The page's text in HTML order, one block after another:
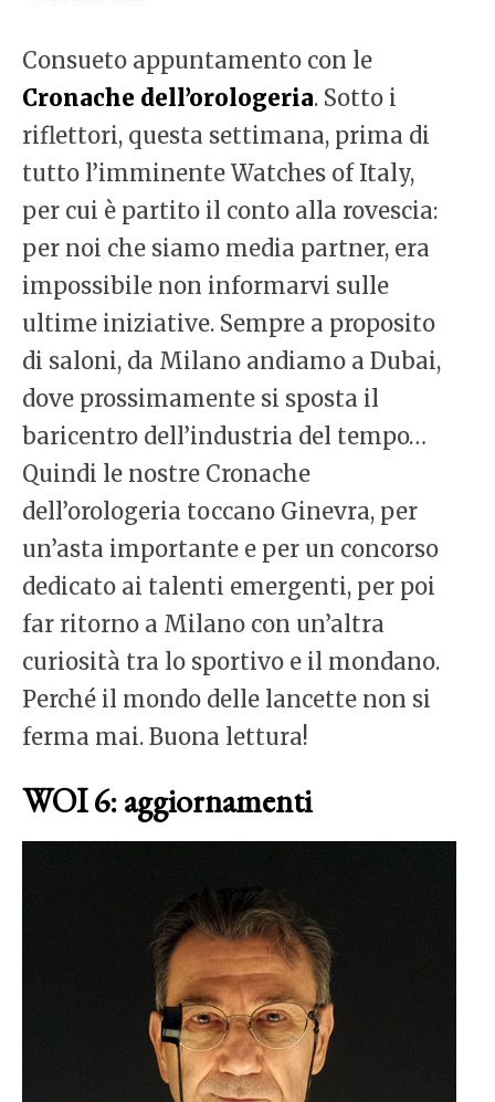
Consueto appuntamento con le
Cronache dell’orologeria. Sotto i
riflettori, questa settimana, prima di
tutto l’imminente Watches of Italy,
per cui è partito il conto alla rovescia:
per noi che siamo media partner, era
impossibile non informarvi sulle
ultime iniziative. Sempre a proposito
di saloni, da Milano andiamo a Dubai,
dove prossimamente si sposta il
baricentro dell’industria del tempo…
Quindi le nostre Cronache
dell’orologeria toccano Ginevra, per
un’asta importante e per un concorso
dedicato ai talenti emergenti, per poi
far ritorno a Milano con un’altra
curiosità tra lo sportivo e il mondano.
Perché il mondo delle lancette non si
ferma mai. Buona lettura!
WOI 6: aggiornamenti